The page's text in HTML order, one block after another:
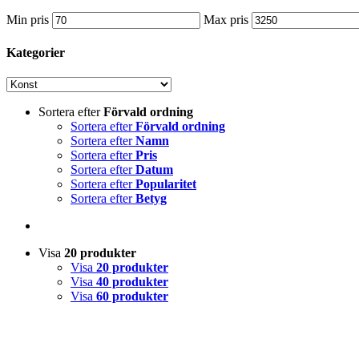
Min pris Max pris
Kategorier
Sortera efterFörvald ordning
Sortera efterFörvald ordning
Sortera efterNamn
Sortera efterPris
Sortera efterDatum
Sortera efterPopularitet
Sortera efterBetyg
Visa 20 produkter
Visa 20 produkter
Visa 40 produkter
Visa 60 produkter